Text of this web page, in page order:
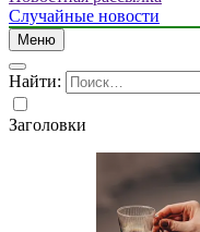
Случайные новости
Меню
Найти:
Заголовки